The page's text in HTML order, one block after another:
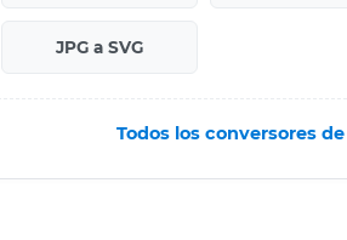
JPG a SVG
Todos los conversores